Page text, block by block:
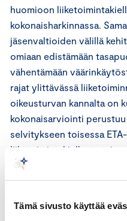
Tämä sivusto käyttää
huomioon
kokonaisharkinnassa.
jäsenvaltioiden välillä
omiaan edistämään
vähentämään
rajat ylittävässä
oikeusturvan kannalta on
kokonaisarviointi
selvitykseen toisessa
liiketoimintakiellosta tai